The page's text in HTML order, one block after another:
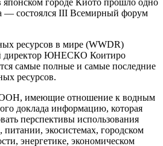
— состоялся III Всемирный форум
ресурсов в мире (WWDR)
директор ЮНЕСКО Коитиро
самые полные и самые последние
ресурсов.
ООН, имеющие отношение к водным
доклада информацию, которая
перспективы использования
экосистемах, городском
энергетике, экономическом